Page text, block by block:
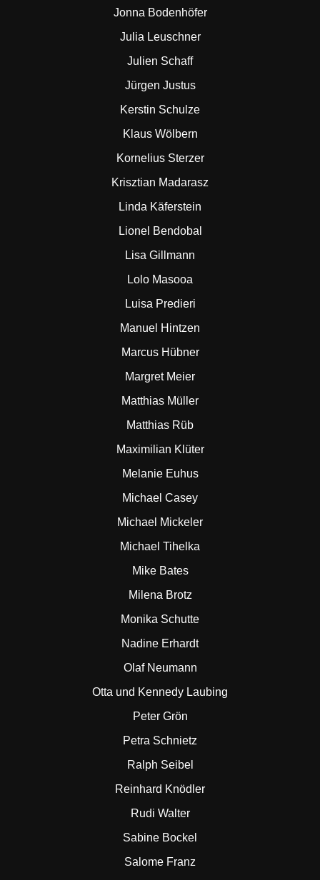
Jonna Bodenhöfer
Julia Leuschner
Julien Schaff
Jürgen Justus
Kerstin Schulze
Klaus Wölbern
Kornelius Sterzer
Krisztian Madarasz
Linda Käferstein
Lionel Bendobal
Lisa Gillmann
Lolo Masooa
Luisa Predieri
Manuel Hintzen
Marcus Hübner
Margret Meier
Matthias Müller
Matthias Rüb
Maximilian Klüter
Melanie Euhus
Michael Casey
Michael Mickeler
Michael Tihelka
Mike Bates
Milena Brotz
Monika Schutte
Nadine Erhardt
Olaf Neumann
Otta und Kennedy Laubing
Peter Grön
Petra Schnietz
Ralph Seibel
Reinhard Knödler
Rudi Walter
Sabine Bockel
Salome Franz